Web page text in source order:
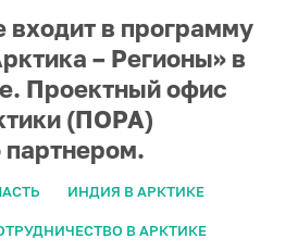
входит в программу
– Регионы» в
Проектный офис
(ПОРА)
партнером.
ИНДИЯ В АРКТИКЕ
В АРКТИКЕ